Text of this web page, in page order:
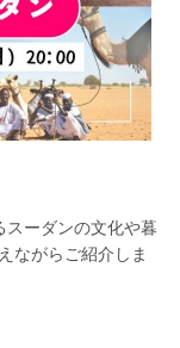
ーダンの文化や暮
ながらご紹介しま